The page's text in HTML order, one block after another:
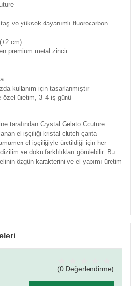
ve yüksek dayanımlı fluorocarbon
cm)
premium metal zincir
kullanım için tasarlanmıştır
özel üretim, 3–4 iş günü
tarafından Crystal Gelato Couture
el işçiliği kristal clutch çanta
el işçiliğiyle üretildiği için her
ve doku farklılıkları görülebilir. Bu
özgün karakterini ve el yapımı üretim
(0 Değerlendirme)